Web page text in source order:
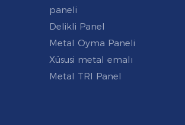
paneli
Delikli Panel
Metal Oyma Paneli
Xüsusi metal emalı
Metal TRI Panel